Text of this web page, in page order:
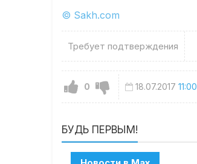
© Sakh.com
Требует подтверждения
0 18.07.2017 11:00
БУДЬ ПЕРВЫМ!